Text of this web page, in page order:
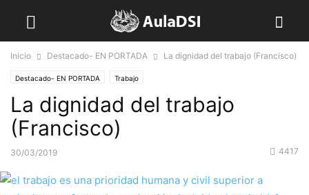
Inicio Destacado- EN PORTADA La dignidad del trabajo (Francisco)
Destacado- EN PORTADA Trabajo
La dignidad del trabajo
(Francisco)
30/03/2019 4417